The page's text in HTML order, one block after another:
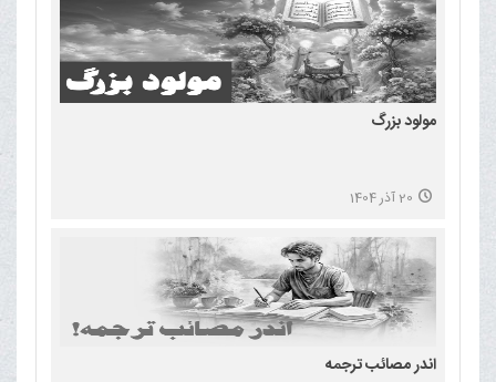
مولود بزرگ
20 آذر 1404
اندر مصائب ترجمه